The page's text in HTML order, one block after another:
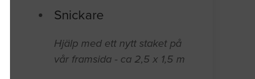
Snickare
Hjälp med ett nytt staket på
vår framsida - ca 2,5 x 1,5 m